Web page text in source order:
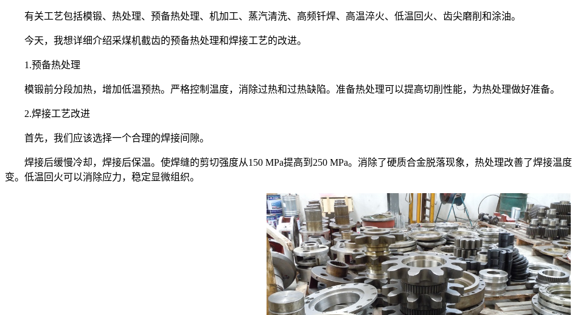
有关工艺包括模锻、热处理、预备热处理、机加工、蒸汽清洗、高频钎焊、高温淬火、低温回火、齿尖磨削和涂油。
今天，我想详细介绍采煤机截齿的预备热处理和焊接工艺的改进。
1.预备热处理
模锻前分段加热，增加低温预热。严格控制温度，消除过热和过热缺陷。准备热处理可以提高切削性能，为热处理做好准备。
2.焊接工艺改进
首先，我们应该选择一个合理的焊接间隙。
焊接后缓慢冷却，焊接后保温。使焊缝的剪切强度从150 MPa提高到250 MPa。消除了硬质合金脱落现象，热处理改善了焊接温
变。低温回火可以消除应力，稳定显微组织。